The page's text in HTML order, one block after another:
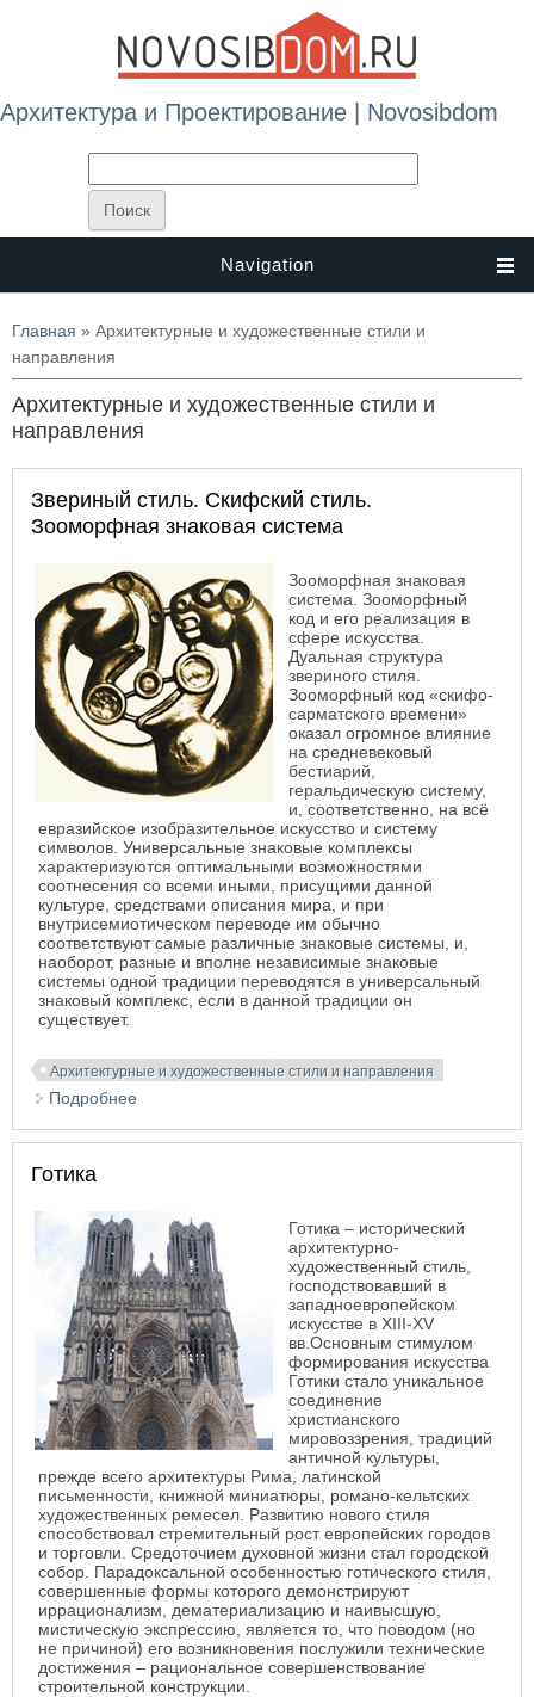
Архитектура и Проектирование | Novosibdom
Navigation
Вы здесь
Главная » Архитектурные и художественные стили и
направления
Архитектурные и художественные стили и
направления
Звериный стиль. Скифский стиль.
Зооморфная знаковая система
Зооморфная знаковая
система. Зооморфный
код и его реализация в
сфере искусства.
Дуальная структура
звериного стиля.
Зооморфный код «скифо-
сарматского времени»
оказал огромное влияние
на средневековый
бестиарий,
геральдическую систему,
и, соответственно, на всё
евразийское изобразительное искусство и систему
символов. Универсальные знаковые комплексы
характеризуются оптимальными возможностями
соотнесения со всеми иными, присущими данной
культуре, средствами описания мира, и при
внутрисемиотическом переводе им обычно
соответствуют самые различные знаковые системы, и,
наоборот, разные и вполне независимые знаковые
системы одной традиции переводятся в универсальный
знаковый комплекс, если в данной традиции он
существует.
Архитектурные и художественные стили и направления
Подробнее
Готика
Готика – исторический
архитектурно-
художественный стиль,
господствовавший в
западноевропейском
искусстве в XIII-XV
вв. Основным стимулом
формирования искусства
Готики стало уникальное
соединение
христианского
мировоззрения, традиций
античной культуры,
прежде всего архитектуры Рима, латинской
письменности, книжной миниатюры, романо-кельтских
художественных ремесел. Развитию нового стиля
способствовал стремительный рост европейских городов
и торговли. Средоточием духовной жизни стал городской
собор. Парадоксальной особенностью готического стиля,
совершенные формы которого демонстрируют
иррационализм, дематериализацию и наивысшую,
мистическую экспрессию, является то, что поводом (но
не причиной) его возникновения послужили технические
достижения – рациональное совершенствование
строительной конструкции.